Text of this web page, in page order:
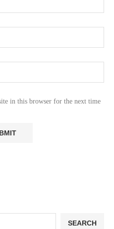
in this browser for the next time
SEARCH